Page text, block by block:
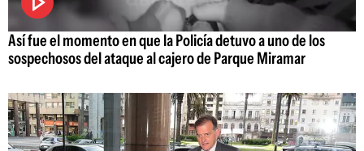
Así fue el momento en que la Policía detuvo a uno de los
sospechosos del ataque al cajero de Parque Miramar